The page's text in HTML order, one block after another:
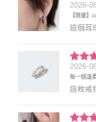
評分
分 5
2026-
【限量】
這個耳
評分
滿分
2026-
每一個溫
這枚戒